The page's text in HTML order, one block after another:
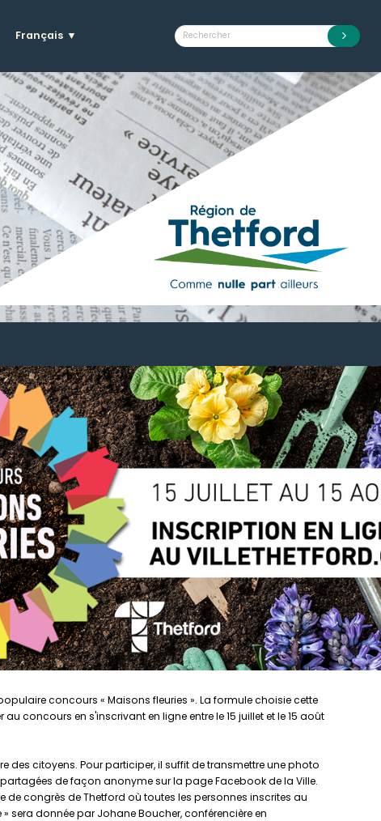
Français ▼
concours « Maisons fleuries ». La formule choisie cette
concours en s'inscrivant en ligne entre le 15 juillet et le 15 août
des citoyens. Pour participer, il suffit de transmettre une photo
de façon anonyme sur la page Facebook de la Ville.
de congrès de Thetford où toutes les personnes inscrites au
sera donnée par Johane Boucher, conférencière en